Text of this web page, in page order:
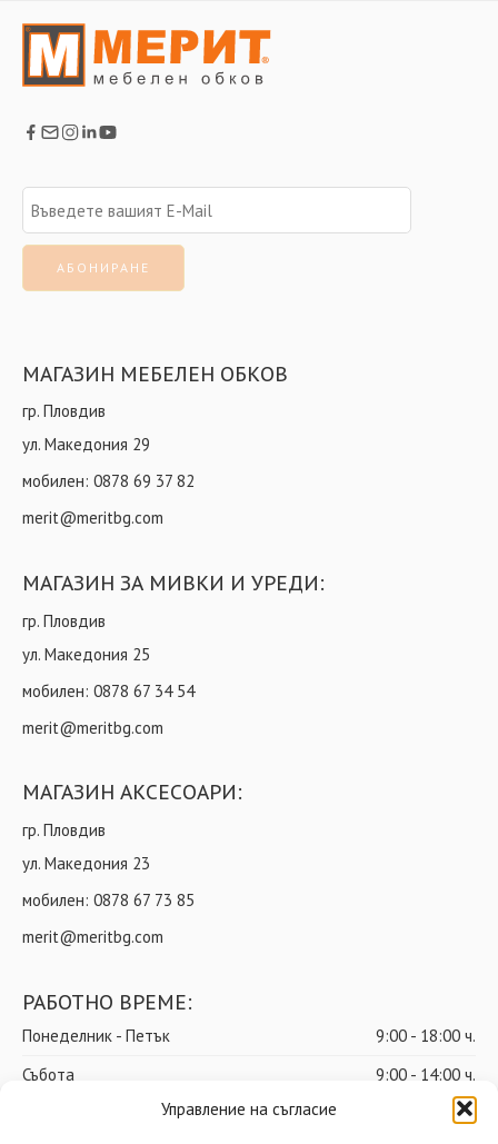
Управление на съгласие
МАГАЗИН МЕБЕЛЕН ОБКОВ
гр. Пловдив
ул. Македония 29
мобилен: 0878 69 37 82
merit@meritbg.com
МАГАЗИН ЗА МИВКИ И УРЕДИ:
гр. Пловдив
ул. Македония 25
мобилен: 0878 67 34 54
merit@meritbg.com
МАГАЗИН АКСЕСОАРИ:
гр. Пловдив
ул. Македония 23
мобилен: 0878 67 73 85
merit@meritbg.com
РАБОТНО ВРЕМЕ:
Понеделник - Петък
9:00 - 18:00 ч.
Събота
9:00 - 14:00 ч.
почивен ден